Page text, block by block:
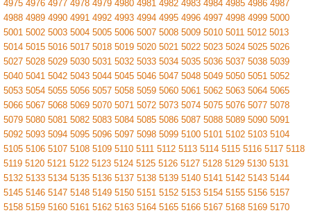
4975 4976 4977 4978 4979 4980 4981 4982 4983 4984 4985 4986 4987
4988 4989 4990 4991 4992 4993 4994 4995 4996 4997 4998 4999 5000
5001 5002 5003 5004 5005 5006 5007 5008 5009 5010 5011 5012 5013
5014 5015 5016 5017 5018 5019 5020 5021 5022 5023 5024 5025 5026
5027 5028 5029 5030 5031 5032 5033 5034 5035 5036 5037 5038 5039
5040 5041 5042 5043 5044 5045 5046 5047 5048 5049 5050 5051 5052
5053 5054 5055 5056 5057 5058 5059 5060 5061 5062 5063 5064 5065
5066 5067 5068 5069 5070 5071 5072 5073 5074 5075 5076 5077 5078
5079 5080 5081 5082 5083 5084 5085 5086 5087 5088 5089 5090 5091
5092 5093 5094 5095 5096 5097 5098 5099 5100 5101 5102 5103 5104
5105 5106 5107 5108 5109 5110 5111 5112 5113 5114 5115 5116 5117 5118
5119 5120 5121 5122 5123 5124 5125 5126 5127 5128 5129 5130 5131
5132 5133 5134 5135 5136 5137 5138 5139 5140 5141 5142 5143 5144
5145 5146 5147 5148 5149 5150 5151 5152 5153 5154 5155 5156 5157
5158 5159 5160 5161 5162 5163 5164 5165 5166 5167 5168 5169 5170